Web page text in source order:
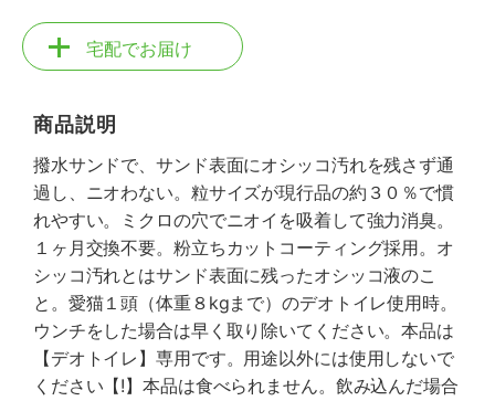
宅配でお届け
商品説明
撥水サンドで、サンド表面にオシッコ汚れを残さず通
過し、ニオわない。粒サイズが現行品の約３０％で慣
れやすい。ミクロの穴でニオイを吸着して強力消臭。
１ヶ月交換不要。粉立ちカットコーティング採用。オ
シッコ汚れとはサンド表面に残ったオシッコ液のこ
と。愛猫１頭（体重８kgまで）のデオトイレ使用時。
ウンチをした場合は早く取り除いてください。本品は
【デオトイレ】専用です。用途以外には使用しないで
ください【!】本品は食べられません。飲み込んだ場合